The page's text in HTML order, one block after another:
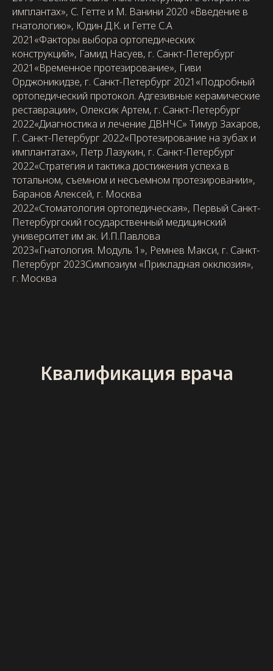
имплантах», С. Гетте и М. Ванини 2020 «Введение в
гнатологию», Юдин Д.К. и Гетте С.А
2021«Факторы выбора ортопедических
конструкций», Гамид Насуев, г. Санкт-Петербург
2021«Временное протезирование», Гиви
Орджоникидзе, г. Санкт-Петербург 2021«Подробный
ортопедический протокол. Адгезивные керамические
реставрации», Олексик Артем, г. Санкт-Петербург
2022«Диагностика и лечение ДВНЧС» Тимур Захаров,
Г. Санкт-Петербург 2022«Протезирование на зубах и
имплантатах», Петр Лазукин, г. Санкт-Петербург
2022«Стратегия и тактика достижения успеха в
тотальном, съемном и несъемном протезировании»,
Баранов Алексей, г. Москва
2022«Стоматология ортопедическая», Первый Санкт-
Петербургский государственный медицинский
университет им ак. И.П.Павлова
2023«Гнатология. Модуль 1», Ремнев Макси, г. Санкт-
Петербург 2023Симпозиум «Прикладная окклюзия»,
г. Москва
Квалификация врача